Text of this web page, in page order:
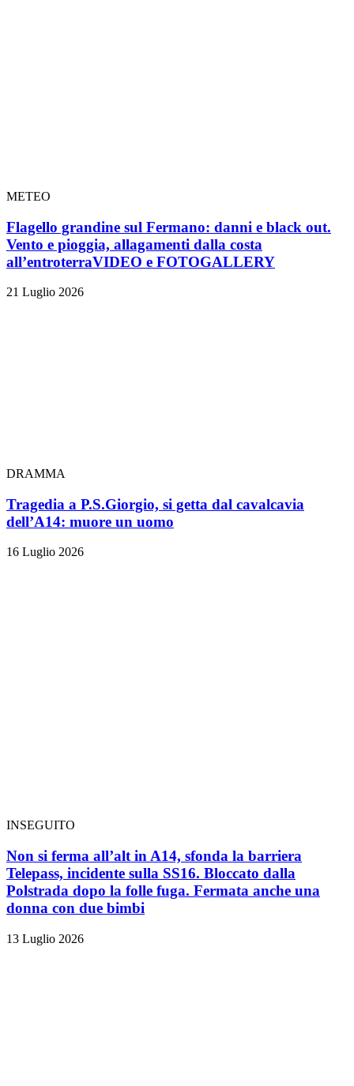
METEO
Flagello grandine sul Fermano: danni e black out.
Vento e pioggia, allagamenti dalla costa
all’entroterraVIDEO e FOTOGALLERY
21 Luglio 2026
DRAMMA
Tragedia a P.S.Giorgio, si getta dal cavalcavia
dell’A14: muore un uomo
16 Luglio 2026
INSEGUITO
Non si ferma all’alt in A14, sfonda la barriera
Telepass, incidente sulla SS16. Bloccato dalla
Polstrada dopo la folle fuga. Fermata anche una
donna con due bimbi
13 Luglio 2026